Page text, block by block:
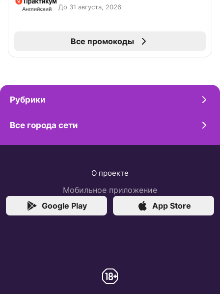
До 31 августа, 2026
Все промокоды
Рубрики
Все города сети
О проекте
Мобильное приложение
Google Play
App Store